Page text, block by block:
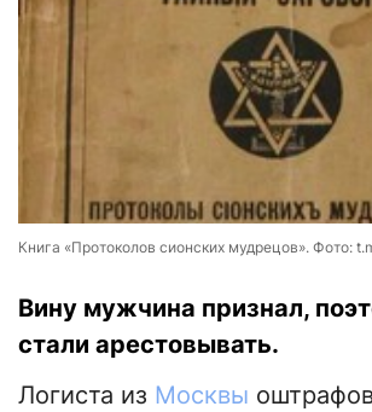
Книга «Протоколов сионских мудрецов». Фото:
Вину мужчина признал,
стали арестовывать.
Логиста из Москвы